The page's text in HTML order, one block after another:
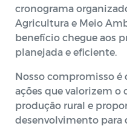
cronograma
Agricultura e Meio
benefício chegue aos
planejada e eficiente.
Nosso compromisso
ações que valorizem o
produção rural e
desenvolvimento para